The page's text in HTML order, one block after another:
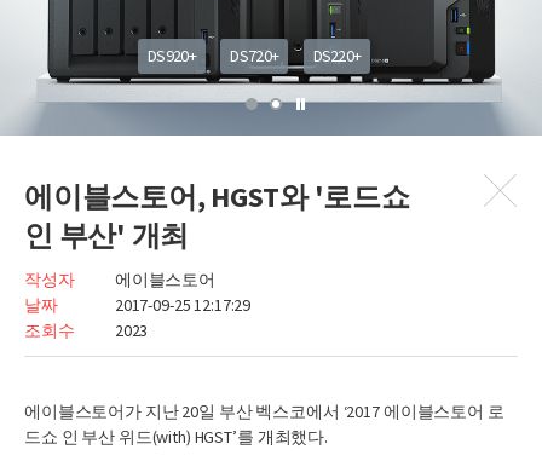
DS920+ DS720+ DS220+
에이블스토어, HGST와 '로드쇼
인 부산' 개최
작성자
에이블스토어
날짜
2017-09-25 12:17:29
조회수
2023
에이블스토어가 지난 20일 부산 벡스코에서 ‘2017 에이블스토어 로
드쇼 인 부산 위드(with) HGST’를 개최했다.